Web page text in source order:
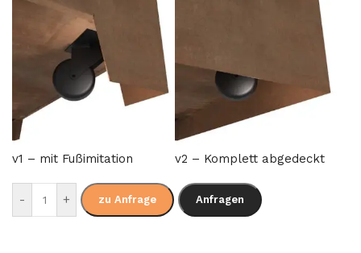
v1 – mit Fußimitation v2 – Komplett abgedeckt
- + zu Anfrage Anfragen